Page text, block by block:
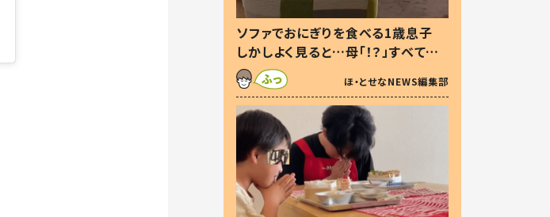
ソファでおにぎりを食べる1歳息子
しかしよく見ると…母「！？」すべてを
察した母の投稿に「可愛いから許
す！」「現行犯〜」
ほ・とせなNEWS編集部